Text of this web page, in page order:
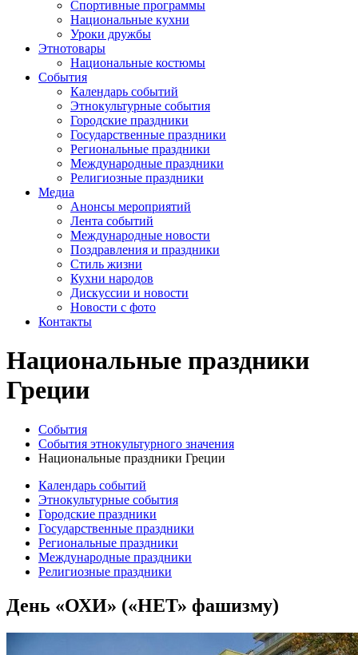
Спортивные программы
Национальные кухни
Уроки дружбы
Этнотовары
Национальные костюмы
События
Календарь событий
Этнокультурные события
Городские праздники
Государственные праздники
Региональные праздники
Международные праздники
Религиозные праздники
Медиа
Анонсы мероприятий
Лента событий
Международные новости
Поздравления и праздники
Cтиль жизни
Кухни народов
Дискуссии и новости
Новости с фото
Контакты
Национальные праздники
Греции
События
События этнокультурного значения
Национальные праздники Греции
Календарь событий
Этнокультурные события
Городские праздники
Государственные праздники
Региональные праздники
Международные праздники
Религиозные праздники
День «ОХИ» («НЕТ» фашизму)